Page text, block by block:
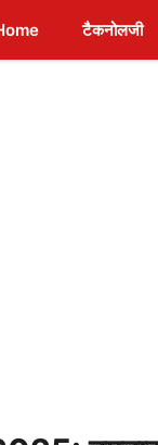
टैकनोलजी